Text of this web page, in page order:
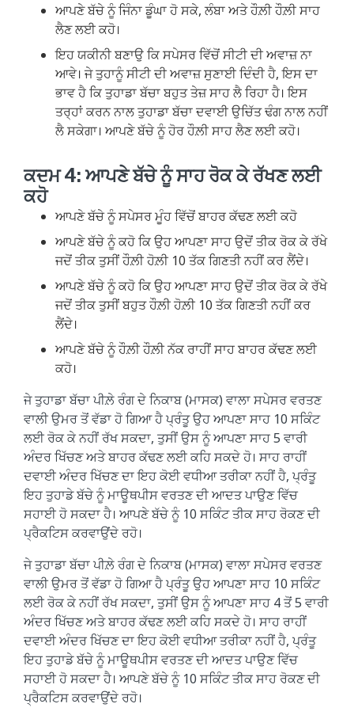
ਆਪਣੇ ਬੱਚੇ ਨੂੰ ਜਿੰਨਾ ਡੂੰਘਾ ਹੋ ਸਕੇ, ਲੰਬਾ ਅਤੇ ਹੌਲ਼ੀ ਹੌਲ਼ੀ ਸਾਹ
ਲੈਣ ਲਈ ਕਹੋ।
ਇਹ ਯਕੀਨੀ ਬਣਾਉ ਕਿ ਸਪੇਸਰ ਵਿੱਚੋਂ ਸੀਟੀ ਦੀ ਅਵਾਜ਼ ਨਾ
ਆਵੇ। ਜੇ ਤੁਹਾਨੂੰ ਸੀਟੀ ਦੀ ਅਵਾਜ਼ ਸੁਣਾਈ ਦਿੰਦੀ ਹੈ, ਇਸ ਦਾ
ਭਾਵ ਹੈ ਕਿ ਤੁਹਾਡਾ ਬੱਚਾ ਬਹੁਤ ਤੇਜ਼ ਸਾਹ ਲੈ ਰਿਹਾ ਹੈ। ਇਸ
ਤਰ੍ਹਾਂ ਕਰਨ ਨਾਲ ਤੁਹਾਡਾ ਬੱਚਾ ਦਵਾਈ ਉਚਿੱਤ ਢੰਗ ਨਾਲ ਨਹੀਂ
ਲੈ ਸਕੇਗਾ। ਆਪਣੇ ਬੱਚੇ ਨੂੰ ਹੋਰ ਹੌਲ਼ੀ ਸਾਹ ਲੈਣ ਲਈ ਕਹੋ।
ਕਦਮ 4: ਆਪਣੇ ਬੱਚੇ ਨੂੰ ਸਾਹ ਰੋਕ ਕੇ ਰੱਖਣ ਲਈ
ਕਹੋ
ਆਪਣੇ ਬੱਚੇ ਨੂੰ ਸਪੇਸਰ ਮੂੰਹ ਵਿੱਚੋਂ ਬਾਹਰ ਕੱਢਣ ਲਈ ਕਹੋ
ਆਪਣੇ ਬੱਚੇ ਨੂੰ ਕਹੋ ਕਿ ਉਹ ਆਪਣਾ ਸਾਹ ਉਦੋਂ ਤੀਕ ਰੋਕ ਕੇ ਰੱਖੇ
ਜਦੋਂ ਤੀਕ ਤੁਸੀਂ ਹੌਲ਼ੀ ਹੋਲ਼ੀ 10 ਤੱਕ ਗਿਣਤੀ ਨਹੀਂ ਕਰ ਲੈਂਦੇ।
ਆਪਣੇ ਬੱਚੇ ਨੂੰ ਕਹੋ ਕਿ ਉਹ ਆਪਣਾ ਸਾਹ ਉਦੋਂ ਤੀਕ ਰੋਕ ਕੇ ਰੱਖੇ
ਜਦੋਂ ਤੀਕ ਤੁਸੀਂ ਬਹੁਤ ਹੌਲ਼ੀ ਹੋਲ਼ੀ 10 ਤੱਕ ਗਿਣਤੀ ਨਹੀਂ ਕਰ
ਲੈਂਦੇ।
ਆਪਣੇ ਬੱਚੇ ਨੂੰ ਹੌਲ਼ੀ ਹੌਲ਼ੀ ਨੱਕ ਰਾਹੀਂ ਸਾਹ ਬਾਹਰ ਕੱਢਣ ਲਈ
ਕਹੋ।
ਜੇ ਤੁਹਾਡਾ ਬੱਚਾ ਪੀਲ਼ੇ ਰੰਗ ਦੇ ਨਿਕਾਬ (ਮਾਸਕ) ਵਾਲਾ ਸਪੇਸਰ ਵਰਤਣ
ਵਾਲੀ ਉਮਰ ਤੋਂ ਵੱਡਾ ਹੋ ਗਿਆ ਹੈ ਪ੍ਰੰਤੂ ਉਹ ਆਪਣਾ ਸਾਹ 10 ਸਕਿੰਟ
ਲਈ ਰੋਕ ਕੇ ਨਹੀਂ ਰੱਖ ਸਕਦਾ, ਤੁਸੀਂ ਉਸ ਨੂੰ ਆਪਣਾ ਸਾਹ 5 ਵਾਰੀ
ਅੰਦਰ ਖਿੱਚਣ ਅਤੇ ਬਾਹਰ ਕੱਢਣ ਲਈ ਕਹਿ ਸਕਦੇ ਹੋ। ਸਾਹ ਰਾਹੀਂ
ਦਵਾਈ ਅੰਦਰ ਖਿੱਚਣ ਦਾ ਇਹ ਕੋਈ ਵਧੀਆ ਤਰੀਕਾ ਨਹੀਂ ਹੈ, ਪ੍ਰੰਤੂ
ਇਹ ਤੁਹਾਡੇ ਬੱਚੇ ਨੂੰ ਮਾਊਥਪੀਸ ਵਰਤਣ ਦੀ ਆਦਤ ਪਾਉਣ ਵਿੱਚ
ਸਹਾਈ ਹੋ ਸਕਦਾ ਹੈ। ਆਪਣੇ ਬੱਚੇ ਨੂੰ 10 ਸਕਿੰਟ ਤੀਕ ਸਾਹ ਰੋਕਣ ਦੀ
ਪ੍ਰੈਕਟਿਸ ਕਰਵਾਉਂਦੇ ਰਹੋ।
ਜੇ ਤੁਹਾਡਾ ਬੱਚਾ ਪੀਲ਼ੇ ਰੰਗ ਦੇ ਨਿਕਾਬ (ਮਾਸਕ) ਵਾਲਾ ਸਪੇਸਰ ਵਰਤਣ
ਵਾਲੀ ਉਮਰ ਤੋਂ ਵੱਡਾ ਹੋ ਗਿਆ ਹੈ ਪ੍ਰੰਤੂ ਉਹ ਆਪਣਾ ਸਾਹ 10 ਸਕਿੰਟ
ਲਈ ਰੋਕ ਕੇ ਨਹੀਂ ਰੱਖ ਸਕਦਾ, ਤੁਸੀਂ ਉਸ ਨੂੰ ਆਪਣਾ ਸਾਹ 4 ਤੋਂ 5 ਵਾਰੀ
ਅੰਦਰ ਖਿੱਚਣ ਅਤੇ ਬਾਹਰ ਕੱਢਣ ਲਈ ਕਹਿ ਸਕਦੇ ਹੋ। ਸਾਹ ਰਾਹੀਂ
ਦਵਾਈ ਅੰਦਰ ਖਿੱਚਣ ਦਾ ਇਹ ਕੋਈ ਵਧੀਆ ਤਰੀਕਾ ਨਹੀਂ ਹੈ, ਪ੍ਰੰਤੂ
ਇਹ ਤੁਹਾਡੇ ਬੱਚੇ ਨੂੰ ਮਾਊਥਪੀਸ ਵਰਤਣ ਦੀ ਆਦਤ ਪਾਉਣ ਵਿੱਚ
ਸਹਾਈ ਹੋ ਸਕਦਾ ਹੈ। ਆਪਣੇ ਬੱਚੇ ਨੂੰ 10 ਸਕਿੰਟ ਤੀਕ ਸਾਹ ਰੋਕਣ ਦੀ
ਪ੍ਰੈਕਟਿਸ ਕਰਵਾਉਂਦੇ ਰਹੋ।